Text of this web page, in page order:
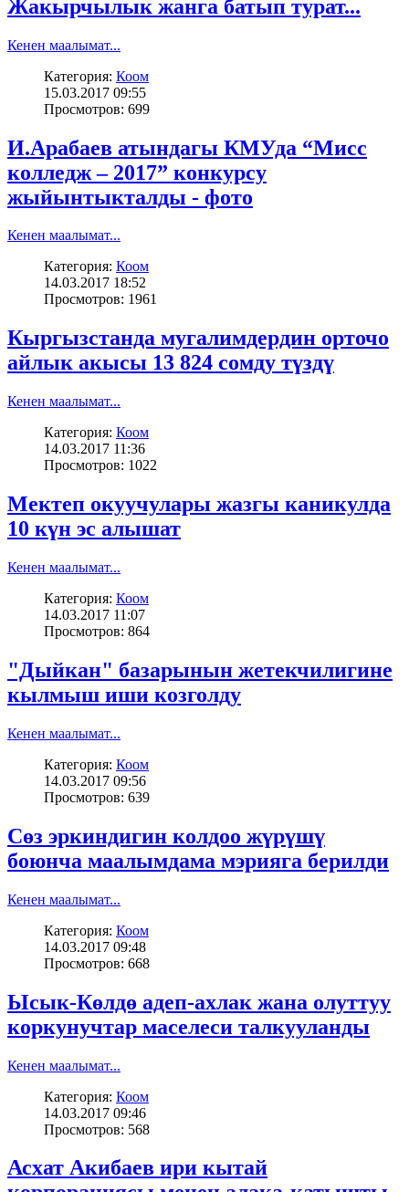
Жакырчылык жанга батып турат...
Кенен маалымат...
Категория: Коом
15.03.2017 09:55
Просмотров: 699
И.Арабаев атындагы КМУда “Мисс
колледж – 2017” конкурсу
жыйынтыкталды - фото
Кенен маалымат...
Категория: Коом
14.03.2017 18:52
Просмотров: 1961
Кыргызстанда мугалимдердин орточо
айлык акысы 13 824 сомду түздү
Кенен маалымат...
Категория: Коом
14.03.2017 11:36
Просмотров: 1022
Мектеп окуучулары жазгы каникулда
10 күн эс алышат
Кенен маалымат...
Категория: Коом
14.03.2017 11:07
Просмотров: 864
"Дыйкан" базарынын жетекчилигине
кылмыш иши козголду
Кенен маалымат...
Категория: Коом
14.03.2017 09:56
Просмотров: 639
Сөз эркиндигин колдоо жүрүшү
боюнча маалымдама мэрияга берилди
Кенен маалымат...
Категория: Коом
14.03.2017 09:48
Просмотров: 668
Ысык-Көлдө адеп-ахлак жана олуттуу
коркунучтар маселеси талкууланды
Кенен маалымат...
Категория: Коом
14.03.2017 09:46
Просмотров: 568
Асхат Акибаев ири кытай